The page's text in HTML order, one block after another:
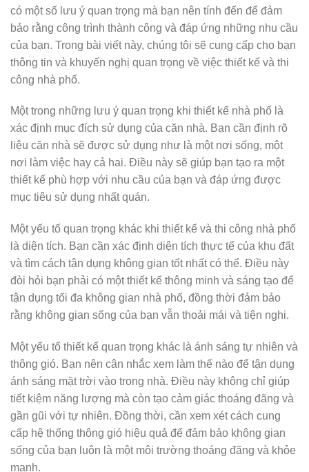
có một số lưu ý quan trọng mà bạn nên tính đến để đảm
bảo rằng công trình thành công và đáp ứng những nhu cầu
của bạn. Trong bài viết này, chúng tôi sẽ cung cấp cho bạn
thông tin và khuyến nghị quan trọng về việc thiết kế và thi
công nhà phố.
Một trong những lưu ý quan trọng khi thiết kế nhà phố là
xác định mục đích sử dụng của căn nhà. Bạn cần định rõ
liệu căn nhà sẽ được sử dụng như là một nơi sống, một
nơi làm việc hay cả hai. Điều này sẽ giúp bạn tạo ra một
thiết kế phù hợp với nhu cầu của bạn và đáp ứng được
mục tiêu sử dụng nhất quán.
Một yếu tố quan trọng khác khi thiết kế và thi công nhà phố
là diện tích. Bạn cần xác định diện tích thực tế của khu đất
và tìm cách tận dụng không gian tốt nhất có thể. Điều này
đòi hỏi bạn phải có một thiết kế thông minh và sáng tạo để
tận dụng tối đa không gian nhà phố, đồng thời đảm bảo
rằng không gian sống của bạn vẫn thoải mái và tiện nghi.
Một yếu tố thiết kế quan trọng khác là ánh sáng tự nhiên và
thông gió. Bạn nên cân nhắc xem làm thế nào để tận dụng
ánh sáng mặt trời vào trong nhà. Điều này không chỉ giúp
tiết kiệm năng lượng mà còn tạo cảm giác thoáng đãng và
gần gũi với tự nhiên. Đồng thời, cần xem xét cách cung
cấp hệ thống thông gió hiệu quả để đảm bảo không gian
sống của bạn luôn là một môi trường thoáng đãng và khỏe
mạnh.